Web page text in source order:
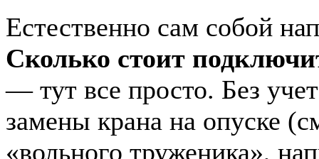
Естественно сам собой
Сколько стоит
— тут все просто. Без
замены крана на опуске
«вольного труженика»,